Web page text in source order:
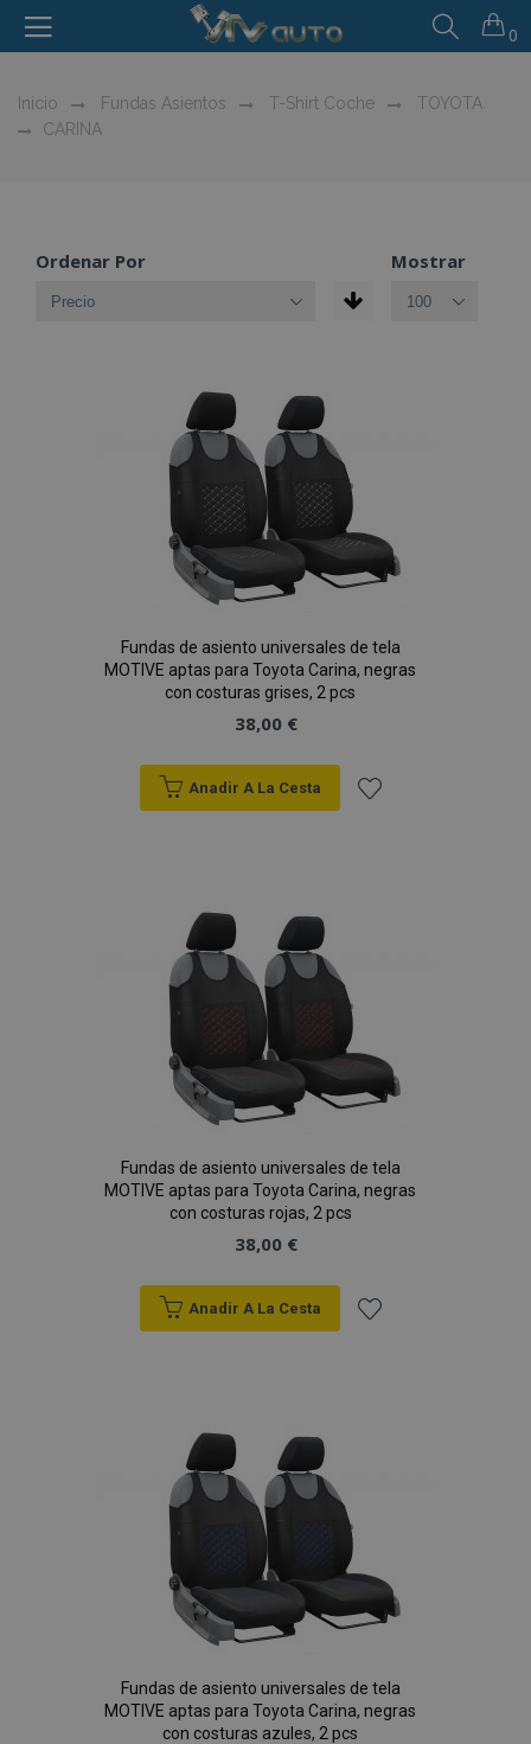
0
Inicio Fundas Asientos T-Shirt Coche
TOYOTA
CARINA
Ordenar Por Mostrar
Fundas de asiento universales de tela
MOTIVE aptas para Toyota Carina, negras
con costuras grises, 2 pcs
38,00 €
Anadir A La Cesta
Deseos
Fundas de asiento universales de tela
MOTIVE aptas para Toyota Carina, negras
con costuras rojas, 2 pcs
38,00 €
Anadir A La Cesta
Deseos
Fundas de asiento universales de tela
MOTIVE aptas para Toyota Carina, negras
con costuras azules, 2 pcs